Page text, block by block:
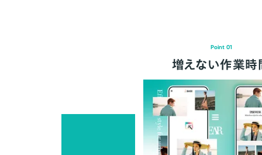
Point 01
増えない作業時